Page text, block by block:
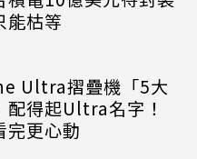
能枯等
Ultra摺疊機「5大
配得起Ultra名字！
完更心動